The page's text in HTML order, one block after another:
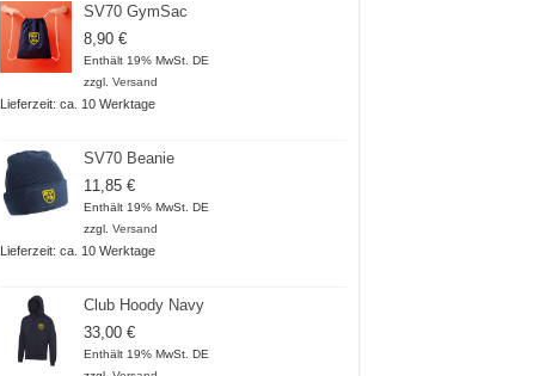
SV70 GymSac
8,90 €
Enthält 19% MwSt. DE
zzgl. Versand
Lieferzeit: ca. 10 Werktage
SV70 Beanie
11,85 €
Enthält 19% MwSt. DE
zzgl. Versand
Lieferzeit: ca. 10 Werktage
Club Hoody Navy
33,00 €
Enthält 19% MwSt. DE